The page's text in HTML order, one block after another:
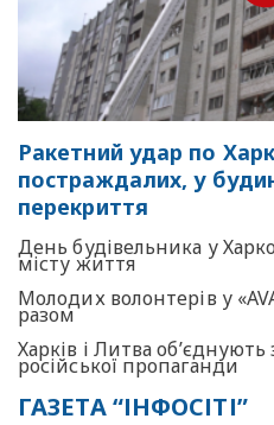
Ракетний удар по
постраждалих, у
перекриття
День будівельника у
місту життя
Молодих волонтерів у
разом
Харків і Литва
російської пропаганди
ГАЗЕТА “ІНФОСІТІ”